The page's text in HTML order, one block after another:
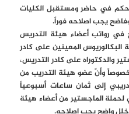
في حاضر ومستقبل الكليات
يجب اصلاحه فوراً.
رواتب أعضاء هيئة التدريس
المعينين على كادر
والدكتوراه على كادر التدريس،
وأنَّ عضو هيئة التدريب من
إلى ثمان ساعات أسبوعياً
الماجستير من أعضاء هيئة